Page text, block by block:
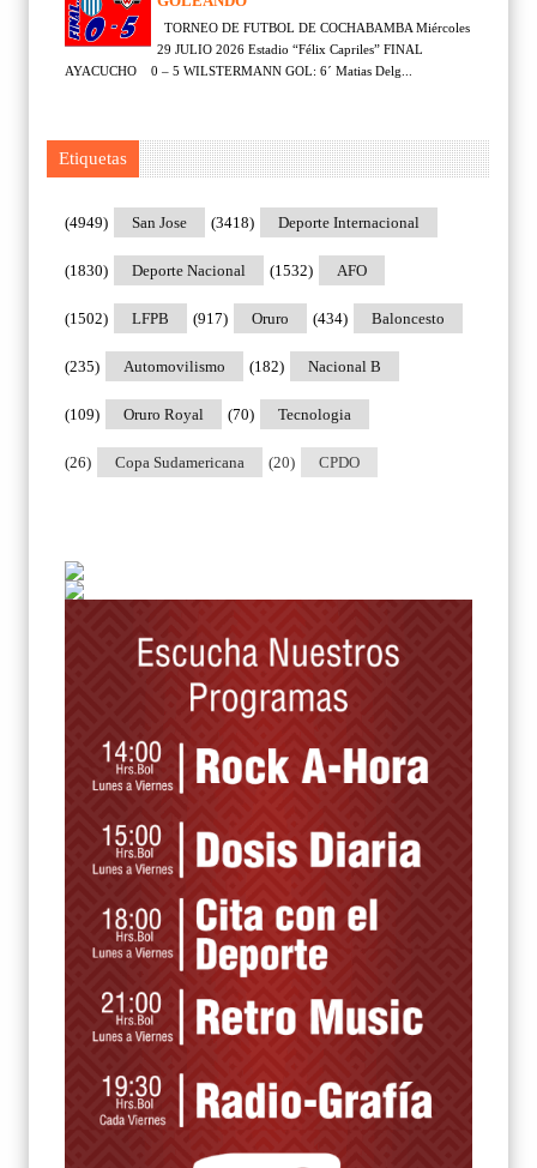
TORNEO DE FUTBOL DE COCHABAMBA Miércoles
29 JULIO 2026 Estadio “Félix Capriles” FINAL
AYACUCHO 0 – 5 WILSTERMANN GOL: 6´ Matias Delg...
Etiquetas
San Jose
(4949) Deporte Internacional
(3418)
Deporte Nacional
(1830) AFO
(1532)
LFPB
(1502) Oruro
(917) Baloncesto
(434)
Automovilismo
(235) Nacional B
(182)
Oruro Royal
(109) Tecnologia
(70)
Copa Sudamericana
(26) CPDO
(20)